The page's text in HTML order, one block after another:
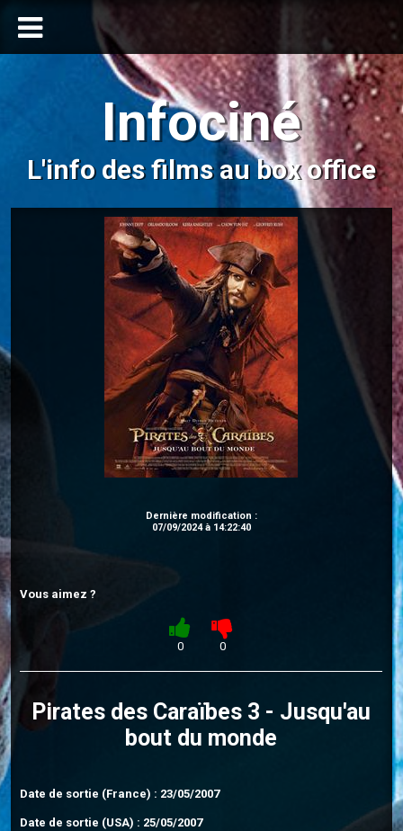
Infociné
L'info des films au box office
Dernière modification :
07/09/2024 à 14:22:40
Vous aimez ?
0 0
Pirates des Caraïbes 3 - Jusqu'au
bout du monde
Date de sortie (France) : 23/05/2007
Date de sortie (USA) : 25/05/2007